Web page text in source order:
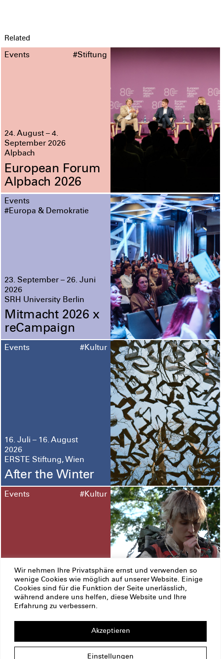
Wir nehmen Ihre Privatsphäre ernst und verwenden so
wenige Cookies wie möglich auf unserer Website. Einige
Cookies sind für die Funktion der Seite unerlässlich,
während andere uns helfen, diese Website und Ihre
Erfahrung zu verbessern.
Einstellungen
Akzeptieren
Related
Events #Stiftung
24. August – 4.
September 2026
Alpbach
European Forum
Alpbach 2026
Events
#Europa & Demokratie
23. September – 26. Juni
2026
SRH University Berlin
Mitmacht 2026 x
reCampaign
Events #Kultur
16. Juli – 16. August
2026
ERSTE Stiftung, Wien
After the Winter
Events #Kultur
12. Juni – 13. September
2026
Prague und Pardubice
Biennale Matter
of Art 2026
ERSTE Stiftung
Impressum
Datenschutz